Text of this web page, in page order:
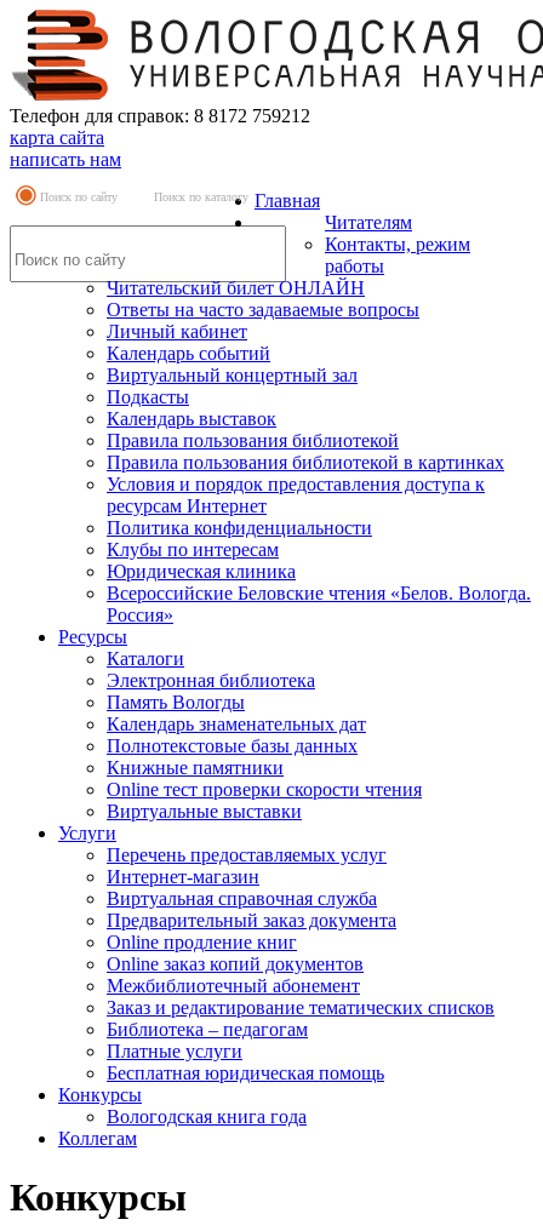
Телефон для справок: 8 8172 759212
карта сайта
написать нам
Поиск по сайту Поиск по каталогу Главная
Читателям
Контакты, режим
работы
Читательский билет ОНЛАЙН
Ответы на часто задаваемые вопросы
Личный кабинет
Календарь событий
Виртуальный концертный зал
Подкасты
Календарь выставок
Правила пользования библиотекой
Правила пользования библиотекой в картинках
Условия и порядок предоставления доступа к
ресурсам Интернет
Политика конфиденциальности
Клубы по интересам
Юридическая клиника
Всероссийские Беловские чтения «Белов. Вологда.
Россия»
Ресурсы
Каталоги
Электронная библиотека
Память Вологды
Календарь знаменательных дат
Полнотекстовые базы данных
Книжные памятники
Online тест проверки скорости чтения
Виртуальные выставки
Услуги
Перечень предоставляемых услуг
Интернет-магазин
Виртуальная справочная служба
Предварительный заказ документа
Online продление книг
Online заказ копий документов
Межбиблиотечный абонемент
Заказ и редактирование тематических списков
Библиотека – педагогам
Платные услуги
Бесплатная юридическая помощь
Конкурсы
Вологодская книга года
Коллегам
Конкурсы